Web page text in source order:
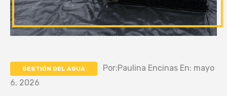
GESTIÓN DEL AGUA
Por:Paulina Encinas En: mayo
6, 2026